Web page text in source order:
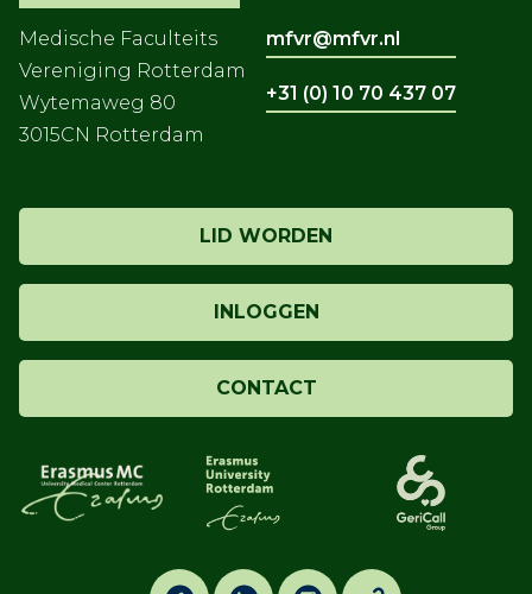
Medische Faculteits
Vereniging Rotterdam
Wytemaweg 80
3015CN Rotterdam
LID WORDEN
INLOGGEN
CONTACT
mfvr@mfvr.nl
+31 (0) 10 70 437 07